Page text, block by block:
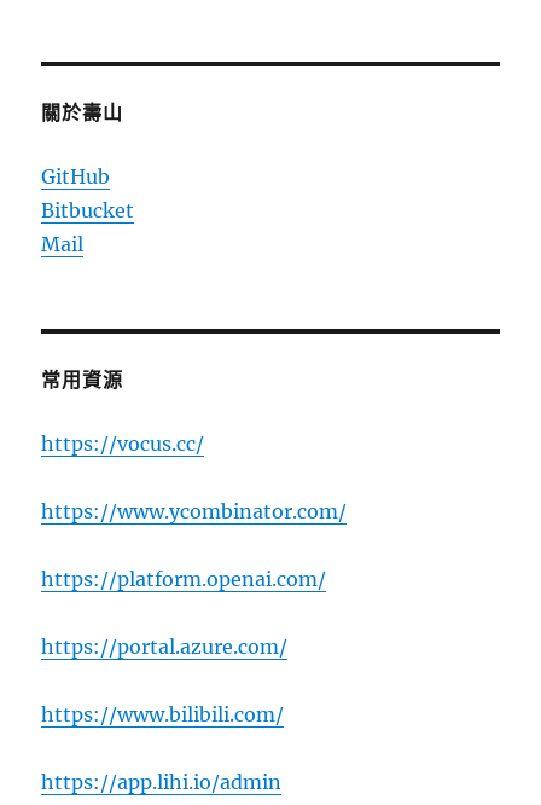
關於壽山
GitHub
Bitbucket
Mail
常用資源
https://vocus.cc/
https://www.ycombinator.com/
https://platform.openai.com/
https://portal.azure.com/
https://www.bilibili.com/
https://app.lihi.io/admin